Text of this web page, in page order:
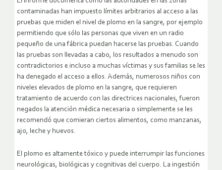
contaminadas han impuesto límites arbitrarios al acceso a las
pruebas que miden el nivel de plomo en la sangre, por ejemplo
permitiendo que sólo las personas que viven en un radio
pequeño de una fábrica puedan hacerse las pruebas. Cuando
las pruebas son llevadas a cabo, los resultados a menudo son
contradictorios e incluso a muchas víctimas y sus familias se les
ha denegado el acceso a ellos. Además, numerosos niños con
niveles elevados de plomo en la sangre, que requieren
tratamiento de acuerdo con las directrices nacionales, fueron
negados la atención médica necesaria o simplemente se les
recomendó que comieran ciertos alimentos, como manzanas,
ajo, leche y huevos.
El plomo es altamente tóxico y puede interrumpir las funciones
neurológicas, biológicas y cognitivas del cuerpo. La ingestión